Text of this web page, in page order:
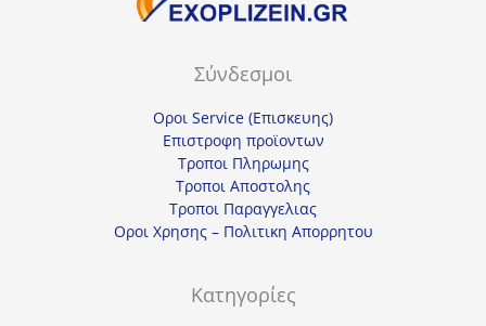
Σύνδεσμοι
Οροι Service (Επισκευης)
Επιστροφη προϊοντων
Τροποι Πληρωμης
Τροποι Αποστολης
Τροποι Παραγγελιας
Οροι Χρησης – Πολιτικη Απορρητου
Κατηγορίες